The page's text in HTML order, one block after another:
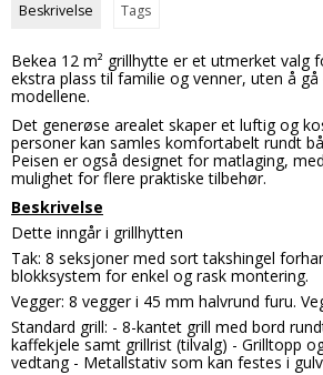
Beskrivelse Tags
Bekea 12 m² grillhytte er et utmerket valg
ekstra plass til familie og venner, uten å
modellene.
Det generøse arealet skaper et luftig og
personer kan samles komfortabelt rundt
Peisen er også designet for matlaging,
mulighet for flere praktiske tilbehør.
Beskrivelse
Dette inngår i grillhytten
Tak: 8 seksjoner med sort takshingel
blokksystem for enkel og rask montering.
Vegger: 8 vegger i 45 mm halvrund furu.
Standard grill: - 8-kantet grill med bord
kaffekjele samt grillrist (tilvalg) - Grilltopp
vedtang - Metallstativ som kan festes i